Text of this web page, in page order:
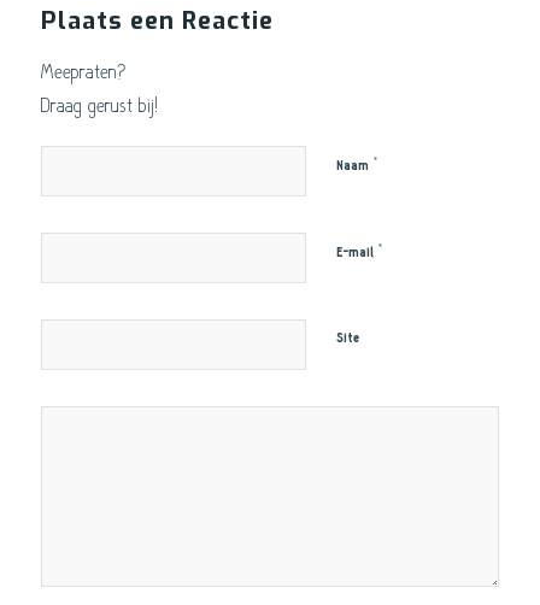
Plaats een Reactie
Meepraten?
Draag gerust bij!
Naam *
E-mail *
Site